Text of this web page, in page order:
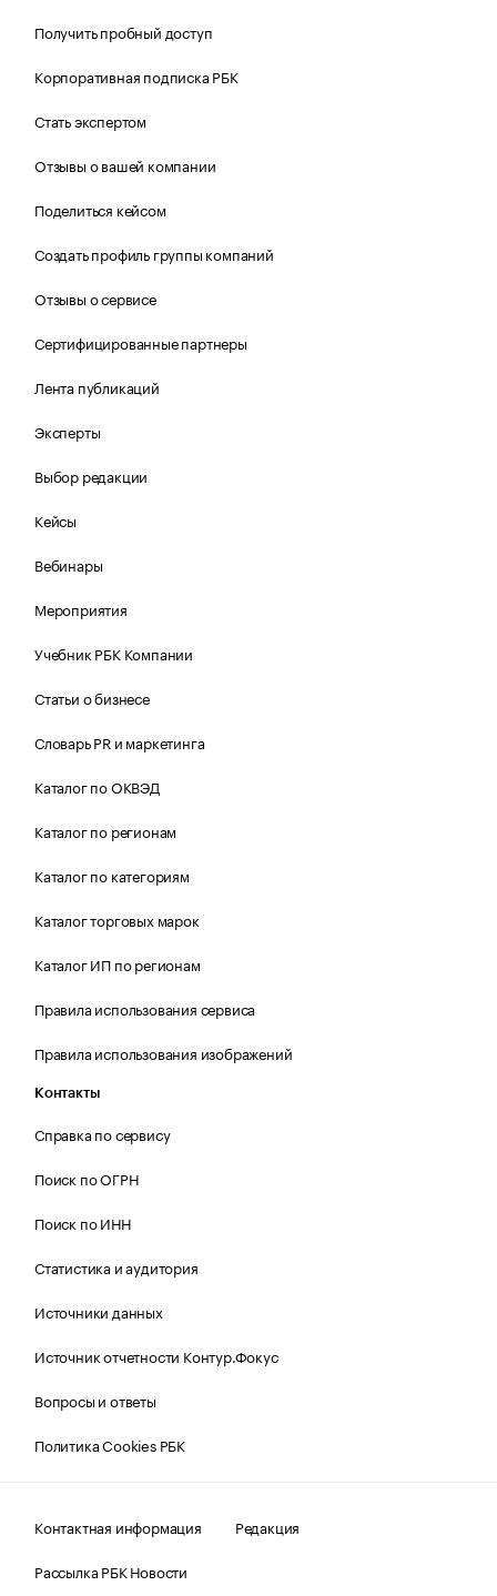
Получить пробный доступ
Корпоративная подписка РБК
Стать экспертом
Отзывы о вашей компании
Поделиться кейсом
Создать профиль группы компаний
Отзывы о сервисе
Сертифицированные партнеры
Лента публикаций
Эксперты
Выбор редакции
Кейсы
Вебинары
Мероприятия
Учебник РБК Компании
Статьи о бизнесе
Словарь PR и маркетинга
Каталог по ОКВЭД
Каталог по регионам
Каталог по категориям
Каталог торговых марок
Каталог ИП по регионам
Правила использования сервиса
Правила использования изображений
Контакты
Справка по сервису
Поиск по ОГРН
Поиск по ИНН
Статистика и аудитория
Источники данных
Источник отчетности Контур.Фокус
Вопросы и ответы
Политика Cookies РБК
Контактная информация
Редакция
Рассылка РБК Новости